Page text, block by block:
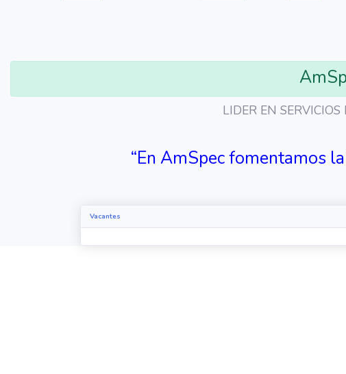
LIDER EN
“En AmSpec fomentamos
Vacantes